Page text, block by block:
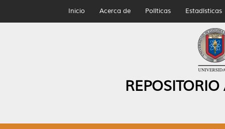
Inicio Acerca de Políticas Estadísticas